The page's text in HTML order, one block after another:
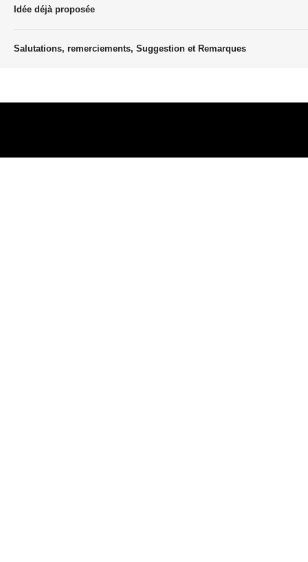
Idée déjà proposée
Salutations, remerciements, Suggestion et Remarques